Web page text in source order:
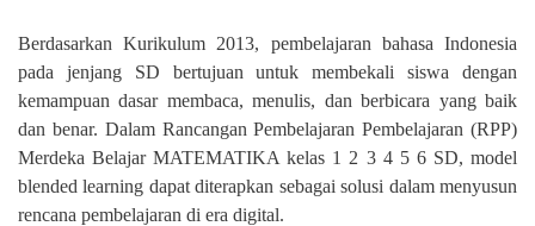
Berdasarkan Kurikulum 2013, pembelajaran bahasa Indonesia
pada jenjang SD bertujuan untuk membekali siswa dengan
kemampuan dasar membaca, menulis, dan berbicara yang baik
dan benar. Dalam Rancangan Pembelajaran Pembelajaran (RPP)
Merdeka Belajar MATEMATIKA kelas 1 2 3 4 5 6 SD, model
blended learning dapat diterapkan sebagai solusi dalam menyusun
rencana pembelajaran di era digital.